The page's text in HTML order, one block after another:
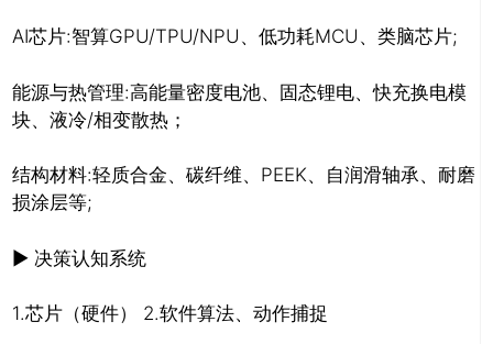
AI芯片:智算GPU/TPU/NPU、低功耗MCU、类脑芯片;
能源与热管理:高能量密度电池、固态锂电、快充换电模
块、液冷/相变散热；
结构材料:轻质合金、碳纤维、PEEK、自润滑轴承、耐磨
损涂层等;
▶ 决策认知系统
1.芯片（硬件） 2.软件算法、动作捕捉